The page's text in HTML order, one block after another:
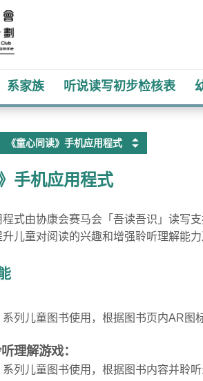
系家族 听说读写初步检核表
《童心同读》手机应用程式
手机应用程式
程式由协康会赛马会「吾读吾识」读写
儿童对阅读的兴趣和增强聆听理解能
列儿童图书使用，根据图书页内AR图
理解游戏：
列儿童图书使用，根据图书内容并聆